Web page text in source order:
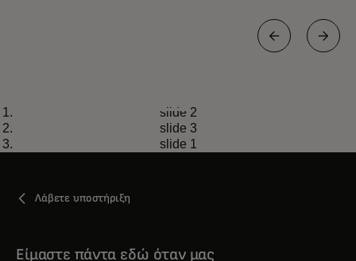
Στο Τόκιο, αποφεύγοντας τα πλήθη
και τρώγοντας καλά
Διαβάστε περισσότερα
slide 2
slide 3
slide 1
Λάβετε υποστήριξη
Είμαστε πάντα εδώ όταν μας